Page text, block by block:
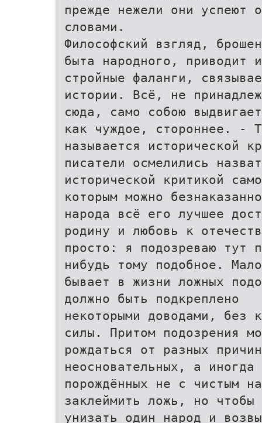
прежде нежели они успеют
словами.
Философский взгляд,
быта народного, приводит
стройные фаланги,
истории. Всё, не
сюда, само собою
как чуждое, стороннее. -
называется исторической
писатели осмелились
исторической критикой
которым можно
народа всё его лучшее
родину и любовь к
просто: я подозреваю тут
нибудь тому подобное.
бывает в жизни ложных
должно быть подкреплено
некоторыми доводами, без
силы. Притом подозрения
рождаться от разных
неосновательных, а
порождённых не с чистым
заклеймить ложь, но чтобы
унизать один народ и